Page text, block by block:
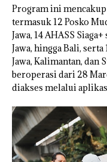
Program ini mencakup
termasuk 12 Posko
Jawa, 14 AHASS
Jawa, hingga Bali,
Jawa, Kalimantan, dan
beroperasi dari 28
diakses melalui